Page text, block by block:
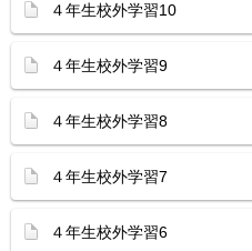
４年生校外学習10
４年生校外学習9
４年生校外学習8
４年生校外学習7
４年生校外学習6